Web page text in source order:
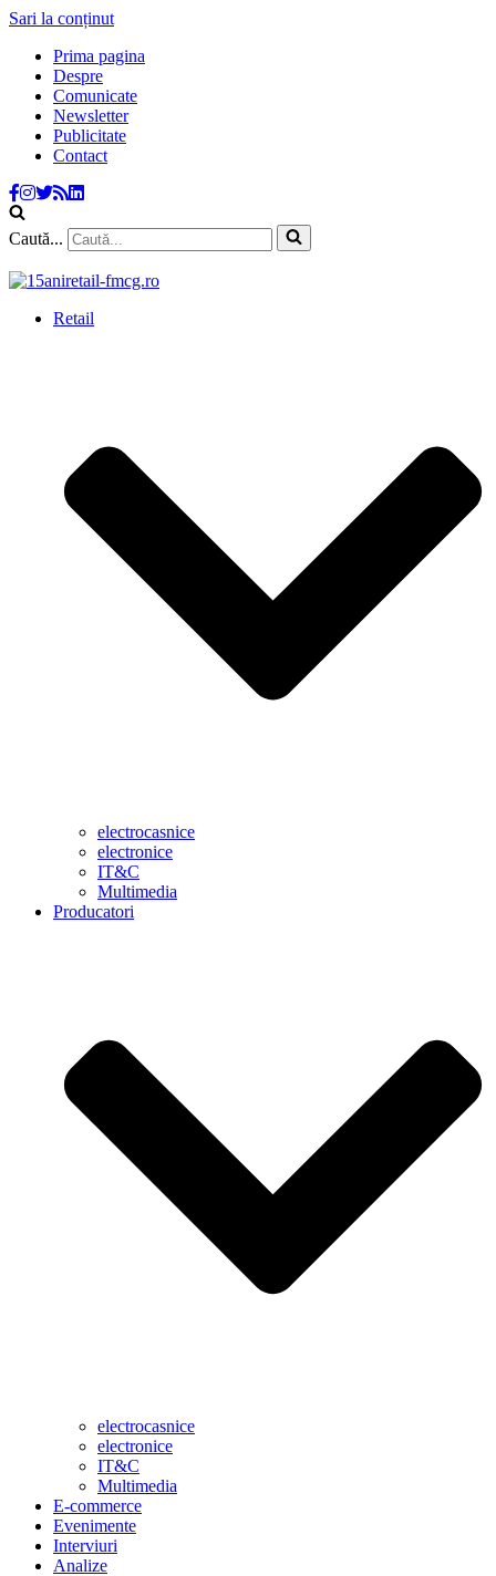
Sari la conținut
Prima pagina
Despre
Comunicate
Newsletter
Publicitate
Contact
Caută...
Retail
electrocasnice
electronice
IT&C
Multimedia
Producatori
electrocasnice
electronice
IT&C
Multimedia
E-commerce
Evenimente
Interviuri
Analize